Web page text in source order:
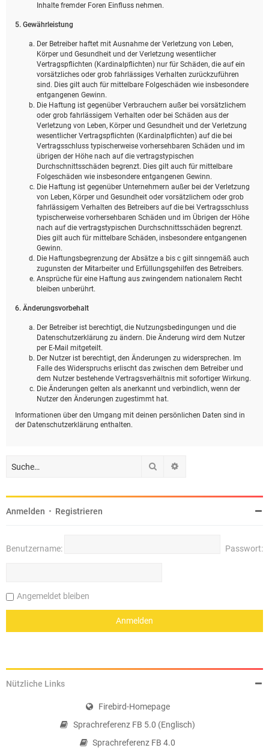
Inhalte fremder Foren Einfluss nehmen.
5. Gewährleistung
Der Betreiber haftet mit Ausnahme der Verletzung von Leben,
Körper und Gesundheit und der Verletzung wesentlicher
Vertragspflichten (Kardinalpflichten) nur für Schäden, die auf ein
vorsätzliches oder grob fahrlässiges Verhalten zurückzuführen
sind. Dies gilt auch für mittelbare Folgeschäden wie insbesondere
entgangenen Gewinn.
Die Haftung ist gegenüber Verbrauchern außer bei vorsätzlichem
oder grob fahrlässigem Verhalten oder bei Schäden aus der
Verletzung von Leben, Körper und Gesundheit und der Verletzung
wesentlicher Vertragspflichten (Kardinalpflichten) auf die bei
Vertragsschluss typischerweise vorhersehbaren Schäden und im
übrigen der Höhe nach auf die vertragstypischen
Durchschnittsschäden begrenzt. Dies gilt auch für mittelbare
Folgeschäden wie insbesondere entgangenen Gewinn.
Die Haftung ist gegenüber Unternehmern außer bei der Verletzung
von Leben, Körper und Gesundheit oder vorsätzlichem oder grob
fahrlässigem Verhalten des Betreibers auf die bei Vertragsschluss
typischerweise vorhersehbaren Schäden und im Übrigen der Höhe
nach auf die vertragstypischen Durchschnittsschäden begrenzt.
Dies gilt auch für mittelbare Schäden, insbesondere entgangenen
Gewinn.
Die Haftungsbegrenzung der Absätze a bis c gilt sinngemäß auch
zugunsten der Mitarbeiter und Erfüllungsgehilfen des Betreibers.
Ansprüche für eine Haftung aus zwingendem nationalem Recht
bleiben unberührt.
6. Änderungsvorbehalt
Der Betreiber ist berechtigt, die Nutzungsbedingungen und die
Datenschutzerklärung zu ändern. Die Änderung wird dem Nutzer
per E-Mail mitgeteilt.
Der Nutzer ist berechtigt, den Änderungen zu widersprechen. Im
Falle des Widerspruchs erlischt das zwischen dem Betreiber und
dem Nutzer bestehende Vertragsverhältnis mit sofortiger Wirkung.
Die Änderungen gelten als anerkannt und verbindlich, wenn der
Nutzer den Änderungen zugestimmt hat.
Informationen über den Umgang mit deinen persönlichen Daten sind in
der Datenschutzerklärung enthalten.
Suche
Anmelden • Registrieren
Benutzername: Passwort:
Angemeldet bleiben
Nützliche Links
Firebird-Homepage
Sprachreferenz FB 5.0 (Englisch)
Sprachreferenz FB 4.0